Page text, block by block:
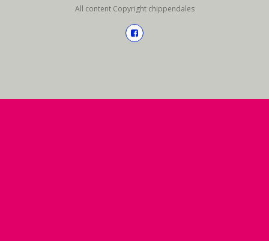
All content Copyright chippendales